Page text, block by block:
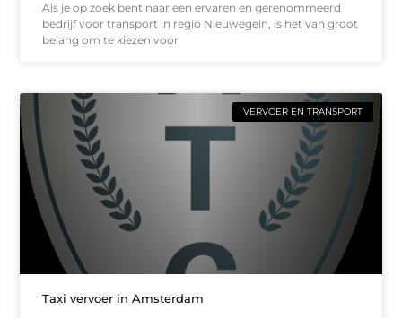
Als je op zoek bent naar een ervaren en gerenommeerd
bedrijf voor transport in regio Nieuwegein, is het van groot
belang om te kiezen voor
VERVOER EN TRANSPORT
Taxi vervoer in Amsterdam